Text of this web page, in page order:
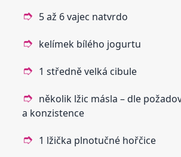
5 až 6 vajec natvrdo
kelímek bílého jogurtu
1 středně velká cibule
několik lžic másla – dle
a konzistence
1 lžička plnotučné hořčice